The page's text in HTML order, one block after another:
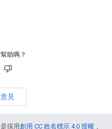
助嗎？
見
採用創用 CC 姓名標示 4.0 授權 ，